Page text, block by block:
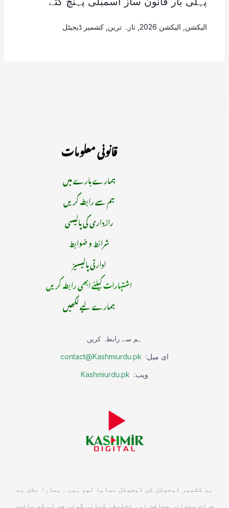
الیکشن الیکشن 2026 , تازہ ترین کشمیر ڈیجیٹل
قانونی معلومات
ہمارے بارے میں
ہم سے رابطہ کریں
رازداری کی پالیسی
شرائط و ضوابط
ادارتی پالیسیز
اشتہارات کیلئے ابھی رابطہ کریں
ہمارے لیے لکھیں
ہم سے رابطہ کریں
ای میل: contact@Kashmiurdu.pk
ویب: Kashmiurdu.pk
ہم کشمیر ڈیجیٹل کی ڈیجیٹل میڈیا ٹیم ہیں۔ ہمارا مشن ہے
جرات مندانہ صحافت اور تخلیقی کہانی گوئی جو آپ کو باخبر